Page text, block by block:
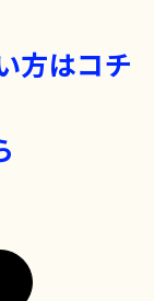
方はコチ